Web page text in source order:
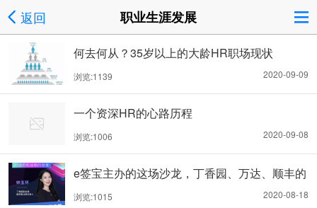
返回 职业生涯发展
何去何从？35岁以上的大龄HR职场现状
2020-09-09
浏览:1139
一个资深HR的心路历程
2020-09-08
浏览:1006
e签宝主办的这场沙龙，丁香园、万达、顺丰的
嘉宾们都说了些什么
2020-08-18
浏览:1015